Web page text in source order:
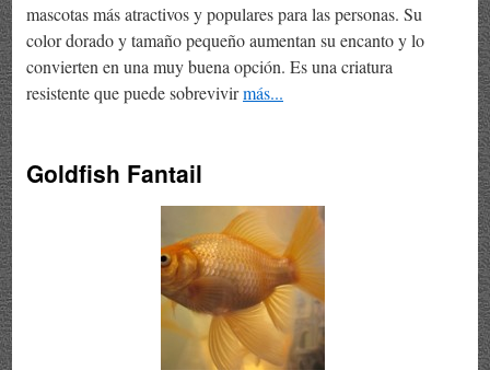
mascotas más atractivos y populares para las personas. Su
color dorado y tamaño pequeño aumentan su encanto y lo
convierten en una muy buena opción. Es una criatura
resistente que puede sobrevivirmás...
Goldfish Fantail